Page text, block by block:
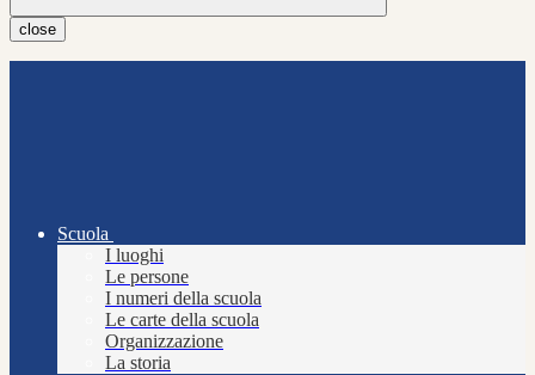
close
Scuola
I luoghi
Le persone
I numeri della scuola
Le carte della scuola
Organizzazione
La storia